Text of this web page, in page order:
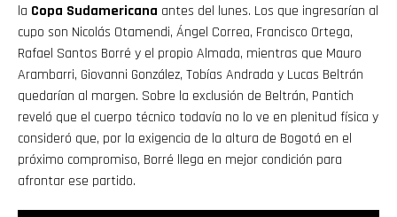
la Copa Sudamericana antes del lunes. Los que ingresarían al
cupo son Nicolás Otamendi, Ángel Correa, Francisco Ortega,
Rafael Santos Borré y el propio Almada, mientras que Mauro
Arambarri, Giovanni González, Tobías Andrada y Lucas Beltrán
quedarían al margen. Sobre la exclusión de Beltrán, Pantich
reveló que el cuerpo técnico todavía no lo ve en plenitud física y
consideró que, por la exigencia de la altura de Bogotá en el
próximo compromiso, Borré llega en mejor condición para
afrontar ese partido.